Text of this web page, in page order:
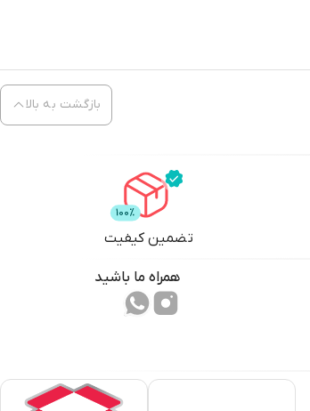
بازگشت به بالا
تضمین کیفیت
همراه ما باشید